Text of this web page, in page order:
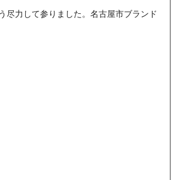
尽力して参りました。名古屋市ブランド